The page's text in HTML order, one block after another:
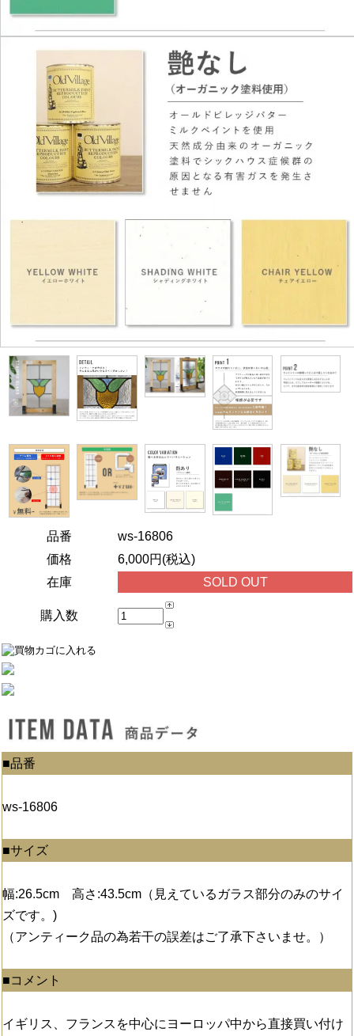
品番
ws-16806
価格
6,000円(税込)
在庫
SOLD OUT
購入数
■品番
ws-16806
■サイズ
幅:26.5cm 高さ:43.5cm（見えているガラス部分のみのサイ
ズです。)
（アンティーク品の為若干の誤差はご了承下さいませ。）
■コメント
イギリス、フランスを中心にヨーロッパ中から直接買い付け